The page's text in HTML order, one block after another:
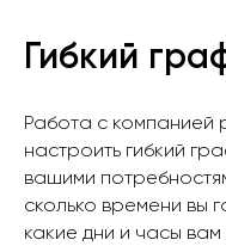
Гибкий
Работа с компанией
настроить гибкий
вашими
сколько времени вы
какие дни и часы